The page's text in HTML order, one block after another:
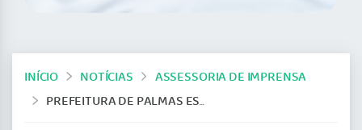
INÍCIO NOTÍCIAS
ASSESSORIA DE IMPRENSA
PREFEITURA DE PALMAS ESTÁ CONTRATANDO PROFISSIONAIS DA SAÚDE